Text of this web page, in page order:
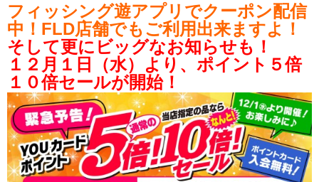
フィッシング遊アプリでクーポン配信
中！FLD店舗でもご利用出来ますよ！
そして更にビッグなお知らせも！
１２月１日（水）より、ポイント５倍
１０倍セールが開始！